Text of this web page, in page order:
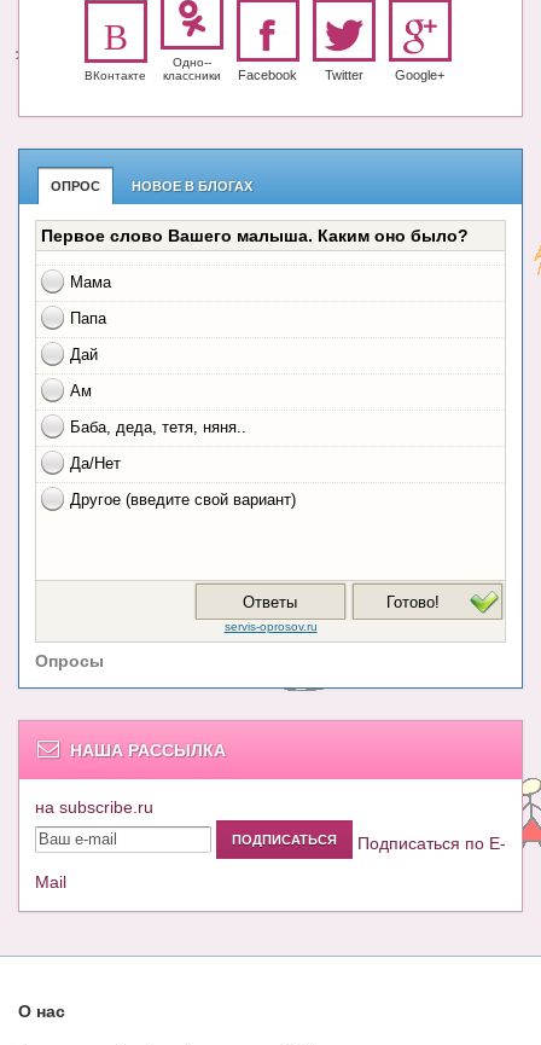
ВКонтакте
Одно-­
класс­ники
Facebook Twitter Google+
ОПРОС НОВОЕ В БЛОГАХ
Опросы
НАША РАССЫЛКА
на subscribe.ru
Подписаться по E-
Mail
О нас